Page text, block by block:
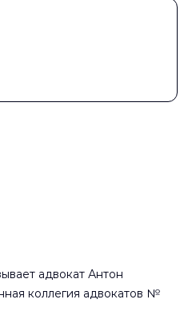
адвокат Антон
коллегия адвокатов №